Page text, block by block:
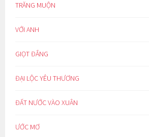
TRĂNG MUỘN
VỚI ANH
GIỌT ĐẮNG
ĐẠI LỘC YÊU THƯƠNG
ĐẤT NƯỚC VÀO XUÂN
ƯỚC MƠ